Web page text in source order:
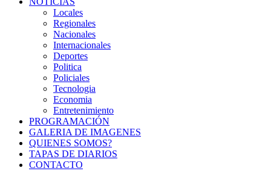
Locales
Regionales
Nacionales
Internacionales
Deportes
Politica
Policiales
Tecnologia
Economia
Entretenimiento
PROGRAMACIÓN
GALERIA DE IMAGENES
QUIENES SOMOS?
TAPAS DE DIARIOS
CONTACTO